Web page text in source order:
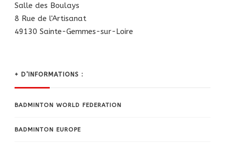
Salle des Boulays
8 Rue de l'Artisanat
49130 Sainte-Gemmes-sur-Loire
+ D’INFORMATIONS :
BADMINTON WORLD FEDERATION
BADMINTON EUROPE